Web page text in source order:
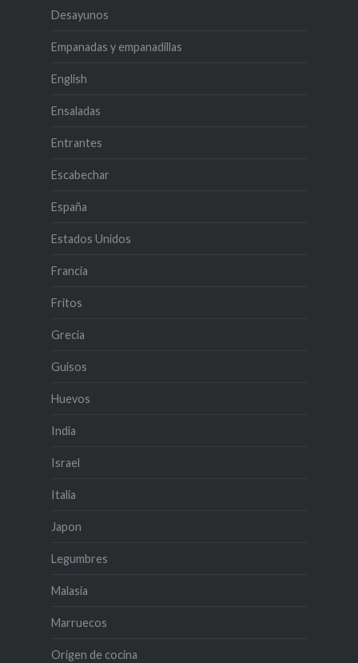
Desayunos
Empanadas y empanadillas
English
Ensaladas
Entrantes
Escabechar
España
Estados Unidos
Francia
Fritos
Grecia
Guisos
Huevos
India
Israel
Italia
Japon
Legumbres
Malasia
Marruecos
Origen de cocina